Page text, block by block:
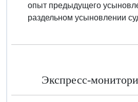
опыт предыдущего
раздельном усыновлении
Экспресс-